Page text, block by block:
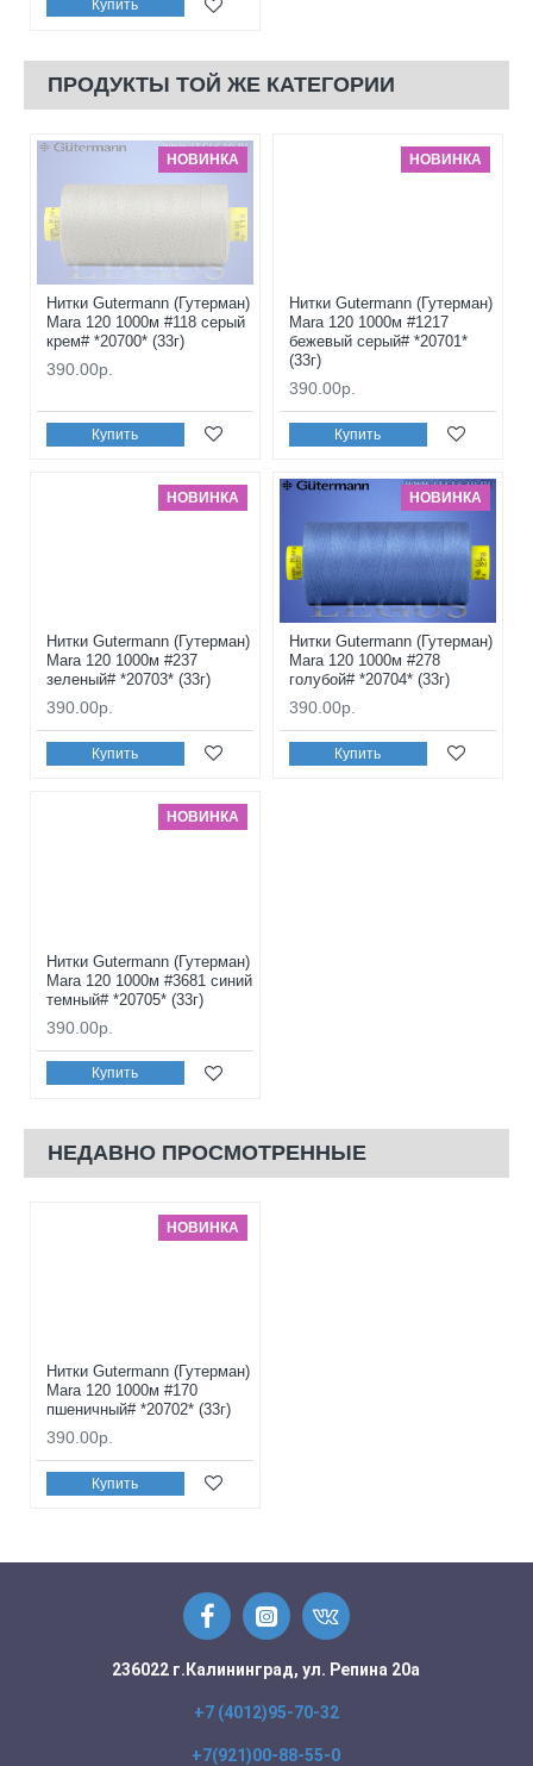
Купить
ПРОДУКТЫ ТОЙ ЖЕ КАТЕГОРИИ
НОВИНКА
Нитки Gutermann (Гутерман)
Mara 120 1000м #118 серый
крем# *20700* (33г)
390.00р.
Купить
НОВИНКА
Нитки Gutermann (Гутерман)
Mara 120 1000м #1217
бежевый серый# *20701*
(33г)
390.00р.
Купить
НОВИНКА
Нитки Gutermann (Гутерман)
Mara 120 1000м #237
зеленый# *20703* (33г)
390.00р.
Купить
НОВИНКА
Нитки Gutermann (Гутерман)
Mara 120 1000м #278
голубой# *20704* (33г)
390.00р.
Купить
НОВИНКА
Нитки Gutermann (Гутерман)
Mara 120 1000м #3681 синий
темный# *20705* (33г)
390.00р.
Купить
НЕДАВНО ПРОСМОТРЕННЫЕ
НОВИНКА
Нитки Gutermann (Гутерман)
Mara 120 1000м #170
пшеничный# *20702* (33г)
390.00р.
Купить
236022 г.Калининград, ул. Репина 20а
+7 (4012)95-70-32
+7(921)00-88-55-0